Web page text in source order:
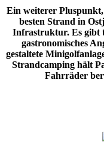
Ein weiterer
besten Strand in
Infrastruktur. Es gibt
gastronomisches
gestaltete
Strandcamping hält
Fahrräder